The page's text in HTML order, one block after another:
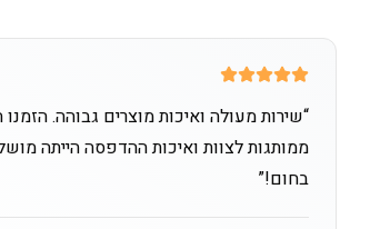
“שירות מעולה ואיכות מוצרים גבוהה. הזמנו
ממותגות לצוות ואיכות ההדפסה הייתה
בחום!”